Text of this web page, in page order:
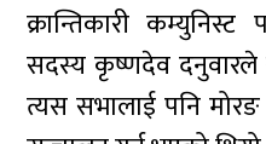
क्रान्तिकारी कम्युनिस्ट
सदस्य कृष्णदेव दनुवारले
त्यस सभालाई पनि